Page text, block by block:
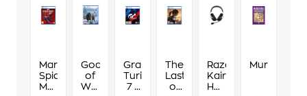
Marvel’s
Spider-
Man
God
of
War
Gran
Turismo
7 -
The
Last
of
Razer
Kaira
Hyperspeed
Murdoku